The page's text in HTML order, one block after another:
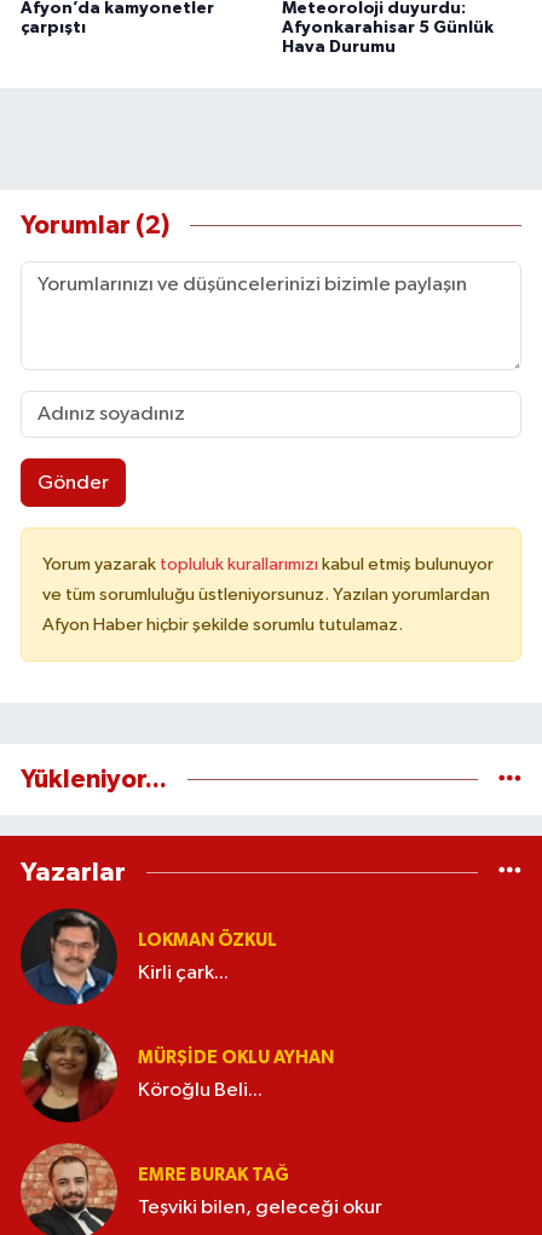
Afyon’da kamyonetler
çarpıştı
Meteoroloji duyurdu:
Afyonkarahisar 5 Günlük
Hava Durumu
Yorumlar (2)
Gönder
Yorum yazarak topluluk kurallarımızı kabul etmiş bulunuyor
ve tüm sorumluluğu üstleniyorsunuz. Yazılan yorumlardan
Afyon Haber hiçbir şekilde sorumlu tutulamaz.
Yükleniyor...
Yazarlar
LOKMAN ÖZKUL
Kirli çark...
MÜRŞIDE OKLU AYHAN
Köroğlu Beli...
EMRE BURAK TAĞ
Teşviki bilen, geleceği okur